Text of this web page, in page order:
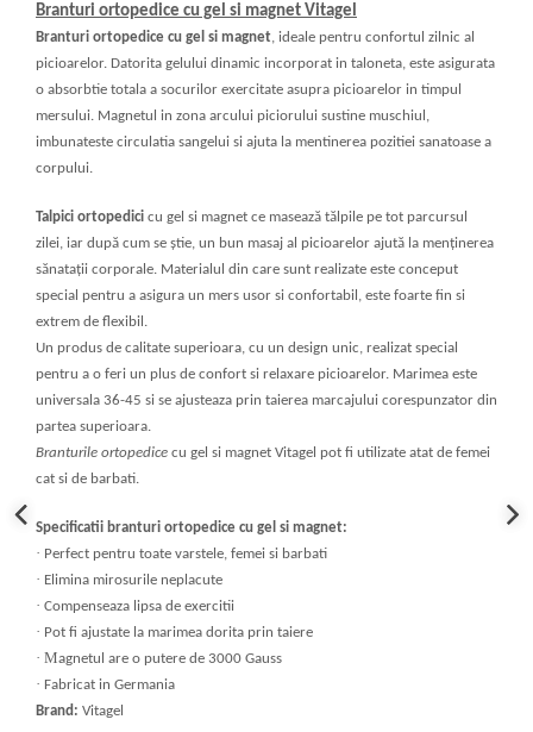
Branturi ortopedice cu gel si magnet Vitagel
Branturi ortopedice cu gel si magnet, ideale pentru confortul zilnic al
picioarelor. Datorita gelului dinamic incorporat in taloneta, este asigurata
o absorbtie totala a socurilor exercitate asupra picioarelor in timpul
mersului. Magnetul in zona arcului piciorului sustine muschiul,
imbunateste circulatia sangelui si ajuta la mentinerea pozitiei sanatoase a
corpului.
Talpici ortopedici cu gel si magnet ce masează tălpile pe tot parcursul
zilei, iar după cum se știe, un bun masaj al picioarelor ajută la menținerea
sănatații corporale. Materialul din care sunt realizate este conceput
special pentru a asigura un mers usor si confortabil, este foarte fin si
extrem de flexibil.
Un produs de calitate superioara, cu un design unic, realizat special
pentru a o feri un plus de confort si relaxare picioarelor. Marimea este
universala 36-45 si se ajusteaza prin taierea marcajului corespunzator din
partea superioara.
Branturile ortopedice cu gel si magnet Vitagel pot fi utilizate atat de femei
cat si de barbati.
Specificatii branturi ortopedice cu gel si magnet:
· Perfect pentru toate varstele, femei si barbati
· Elimina mirosurile neplacute
· Compenseaza lipsa de exercitii
· Pot fi ajustate la marimea dorita prin taiere
· Magnetul are o putere de 3000 Gauss
· Fabricat in Germania
Brand: Vitagel